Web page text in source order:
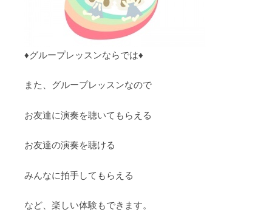
♦︎グループレッスンならでは♦︎
また、グループレッスンなので
お友達に演奏を聴いてもらえる
お友達の演奏を聴ける
みんなに拍手してもらえる
など、楽しい体験もできます。